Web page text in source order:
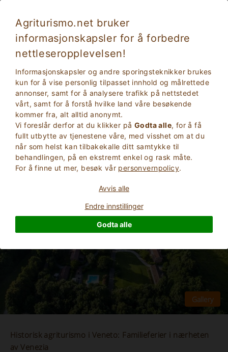
Agriturismo.net bruker
informasjonskapsler for å forbedre
nettleseropplevelsen!
Informasjonskapsler og andre sporingsteknikker brukes
kun for å vise personlig tilpasset innhold og målrettede
annonser, samt for å analysere trafikk på nettstedet
vårt, samt for å forstå hvilke land våre besøkende
kommer fra, alt alltid anonymt.
Vi foreslår derfor at du klikker på Godta alle, for å få
fullt utbytte av tjenestene våre, med visshet om at du
når som helst kan tilbakekalle ditt samtykke til
behandlingen, på en ekstremt enkel og rask måte.
For å finne ut mer, besøk vår personvernpolicy.
Avvis alle
Endre innstillinger
Godta alle
San Martino di Venezze 110
Rovigo, San martino di venezze(Kart)
Umiddelbare Reservasjon 40Sengeplasser
SPøR EIEREN BOOK
Fantastisk
Mer Informasjon
Historisk agriturismo i Veneto: Familieferier i nærheten
av Venezia